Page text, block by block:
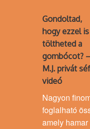
Gondoltad,
hogy ezzel is
töltheted a
gombócot? –
M.J. privát séf
videó
Nagyon
foglalható
amely hamar